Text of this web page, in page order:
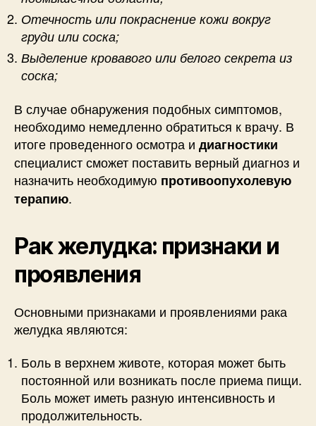
Отечность или покраснение кожи вокруг
груди или соска;
Выделение кровавого или белого секрета из
соска;
В случае обнаружения подобных симптомов,
необходимо немедленно обратиться к врачу. В
итоге проведенного осмотра и диагностики
специалист сможет поставить верный диагноз и
назначить необходимую противоопухолевую
терапию.
Рак желудка: признаки и
проявления
Основными признаками и проявлениями рака
желудка являются:
Боль в верхнем животе, которая может быть
постоянной или возникать после приема пищи.
Боль может иметь разную интенсивность и
продолжительность.